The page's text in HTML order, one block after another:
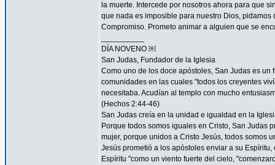
la muerte. Intercede por nosotros ahora para que
que nada es imposible para nuestro Dios,
Compromiso. Prometo animar a alguien que se
DÍA NOVENO ￼
San Judas, Fundador de la Iglesia
Como uno de los doce apóstoles, San Judas es
comunidades en las cuales "todos los creyentes
necesitaba. Acudían al templo con mucho
(Hechos 2:44-46)
San Judas creía en la unidad e igualdad en la
Porque todos somos iguales en Cristo, San Judas
mujer, porque unidos a Cristo Jesús, todos somos
Jesús prometió a los apóstoles enviar a su
Espíritu "como un viento fuerte del cielo,